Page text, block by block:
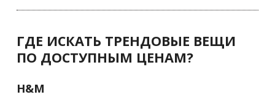
ГДЕ ИСКАТЬ ТРЕНДОВЫЕ ВЕЩИ
ПО ДОСТУПНЫМ ЦЕНАМ?
H&M